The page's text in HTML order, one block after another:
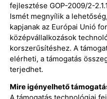
fejlesztése GOP-2009/2-
Ismét megnyílik a
kapjanak az Európai Unió
középvállalkozások
korszerűsítéshez. A
elérheti, a támogatás
terjedhet.
Mire igényelhető